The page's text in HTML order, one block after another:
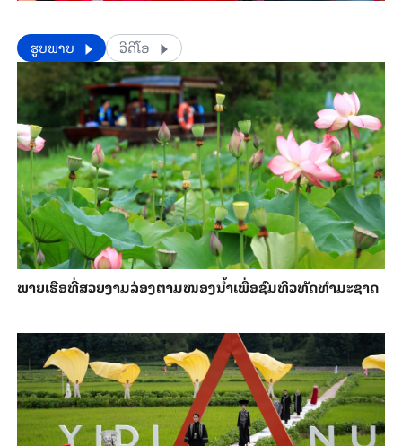
​​ຮູບພາບ ວີດີໂອ
ພາຍ​ເຮືອທີ່​ສວຍ​ງາມ​ລ່ອງ​ຕາມ​​ໜອງນ້ຳ​​ເພື່ອ​ຊົມ​ທິວ​ທັດ​ທຳ​ມະ​ຊາດ